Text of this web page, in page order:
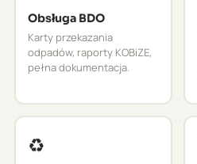
Obsługa BDO
Karty przekazania
odpadów, raporty KOBiZE,
pełna dokumentacja.
♻️